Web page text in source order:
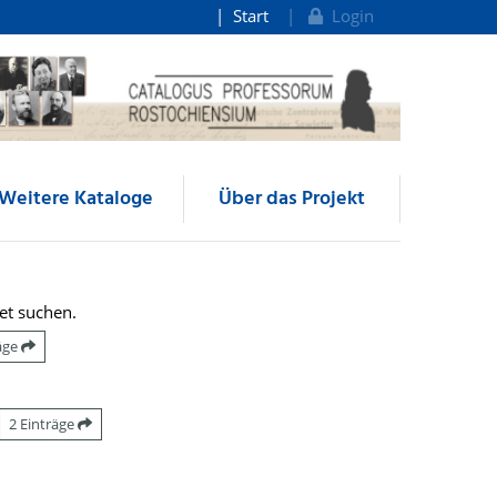
Start Login
Kataloge Über das Projekt
suchen.
2 Einträge